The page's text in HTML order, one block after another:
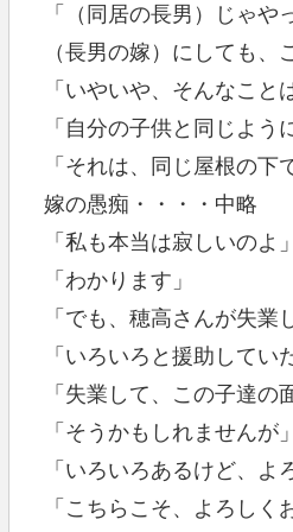
「（同居の長男）じゃ
（長男の嫁）にしても、
「いやいや、そんなこと
「自分の子供と同じよう
「それは、同じ屋根の下
嫁の愚痴・・・・中略
「私も本当は寂しいのよ」
「わかります」
「でも、穂高さんが失業
「いろいろと援助してい
「失業して、この子達
「そうかもしれませんが」
「いろいろあるけど、よ
「こちらこそ、よろしく